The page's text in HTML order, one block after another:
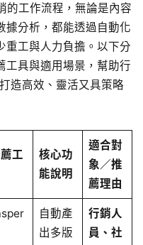
的工作流程，無論是內容
據分析，都能透過自動化
重工與人力負擔。以下分
工具與適用場景，幫助行
造高效、靈活又具策略
工
核心功
能說明
適合對
象／推
薦理由
自動產
出多版
行銷人
員、社